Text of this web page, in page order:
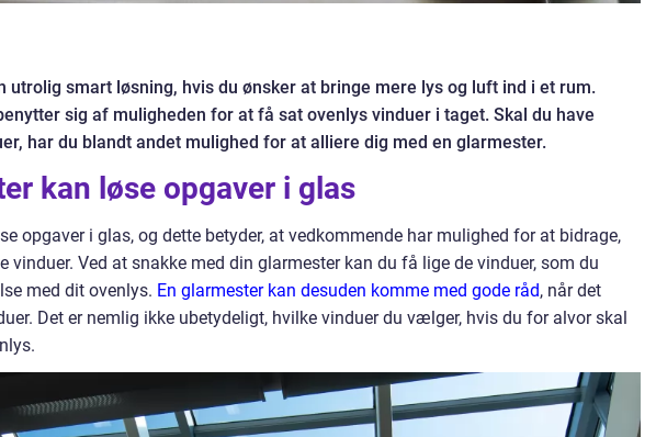
utrolig smart løsning, hvis du ønsker at bringe mere lys og luft ind i et rum.
sig af muligheden for at få sat ovenlys vinduer i taget. Skal du have
har du blandt andet mulighed for at alliere dig med en glarmester.
kan løse opgaver i glas
opgaver i glas, og dette betyder, at vedkommende har mulighed for at bidrage,
vinduer. Ved at snakke med din glarmester kan du få lige de vinduer, som du
med dit ovenlys. En glarmester kan desuden komme med gode råd, når det
Det er nemlig ikke ubetydeligt, hvilke vinduer du vælger, hvis du for alvor skal